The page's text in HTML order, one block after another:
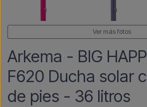
Ver más fotos
Arkema - BIG
F620 Ducha solar
de pies - 36 litros